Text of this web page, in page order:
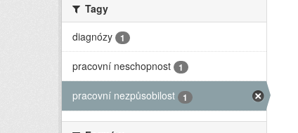
Tagy
diagnózy
1
pracovní neschopnost 1
pracovní nezpůsobilost 1